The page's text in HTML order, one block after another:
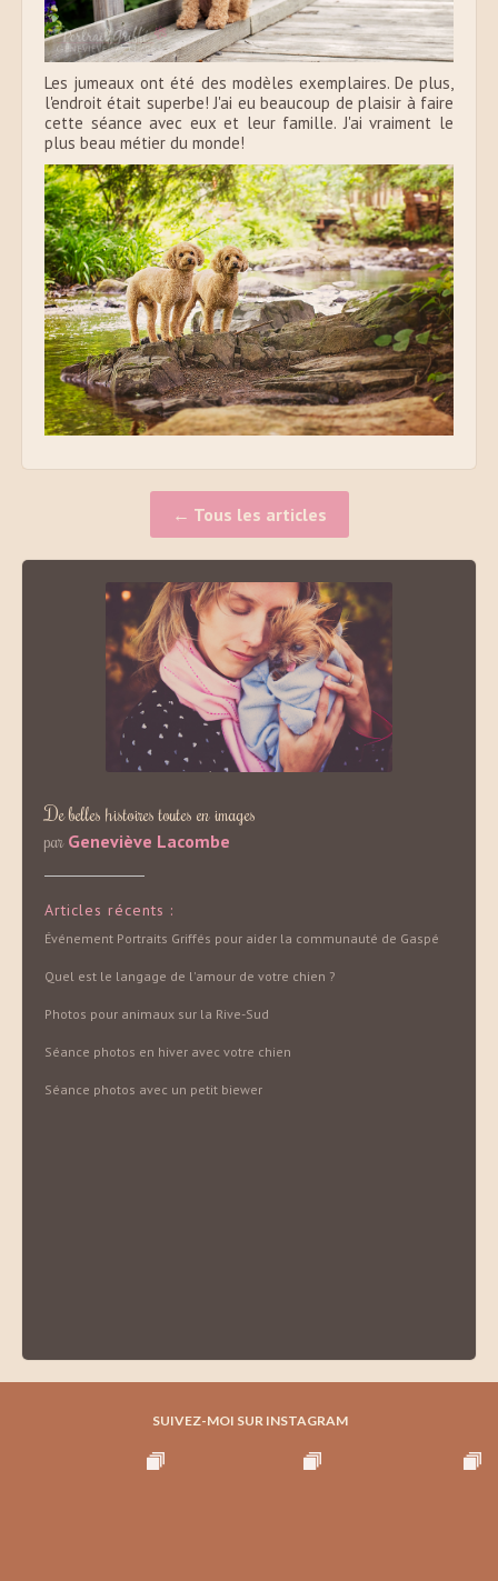
Les jumeaux ont été des modèles exemplaires. De plus,
l'endroit était superbe! J'ai eu beaucoup de plaisir à faire
cette séance avec eux et leur famille. J'ai vraiment le
plus beau métier du monde!
← Tous les articles
De belles histoires toutes en images
par Geneviève Lacombe
Articles récents :
Événement Portraits Griffés pour aider la communauté de Gaspé
Quel est le langage de l'amour de votre chien ?
Photos pour animaux sur la Rive-Sud
Séance photos en hiver avec votre chien
Séance photos avec un petit biewer
SUIVEZ-MOI SUR INSTAGRAM